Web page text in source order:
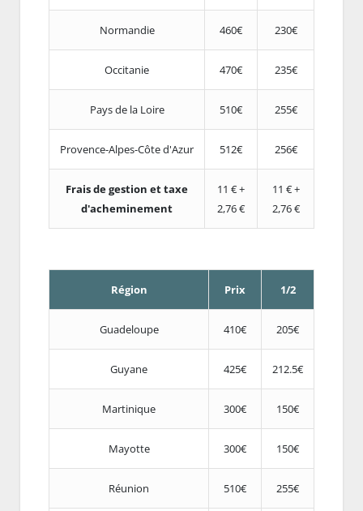
Normandie 460€ 230€
Occitanie 470€ 235€
Pays de la Loire 510€ 255€
Provence-Alpes-Côte d'Azur 512€ 256€
Frais de gestion et taxe
d'acheminement
11 € +
2,76 €
11 € +
2,76 €
Région Prix 1/2
Guadeloupe 410€ 205€
Guyane 425€ 212.5€
Martinique 300€ 150€
Mayotte 300€ 150€
Réunion 510€ 255€